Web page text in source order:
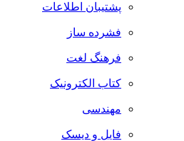
پشتیبان اطلاعات
فشرده ساز
فرهنگ لغت
کتاب الکترونیک
مهندسی
فایل و دیسک